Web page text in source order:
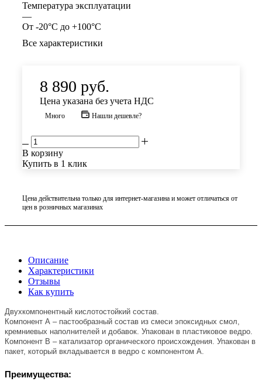
Температура эксплуатации
—
От -20°C до +100°C
Все характеристики
8 890 руб.
Цена указана без учета НДС
Много Нашли дешевле?
В корзину
Купить в 1 клик
Цена действительна только для интернет-магазина и может отличаться от
цен в розничных магазинах
Описание
Характеристики
Отзывы
Как купить
Двухкомпонентный кислотостойкий состав.
Компонент А – пастообразный состав из смеси эпоксидных смол,
кремниевых наполнителей и добавок. Упакован в пластиковое ведро.
Компонент В – катализатор органического происхождения. Упакован в
пакет, который вкладывается в ведро с компонентом А.
Преимущества: